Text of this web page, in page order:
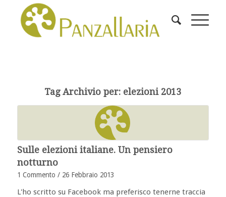
Tag Archivio per: elezioni 2013
Sulle elezioni italiane. Un pensiero
notturno
1 Commento / 26 Febbraio 2013
L'ho scritto su Facebook ma preferisco tenerne traccia